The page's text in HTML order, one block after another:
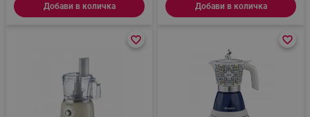
Добави в количка Добави в количка
favorite_border
favorite_border favorite_border
favorite_border